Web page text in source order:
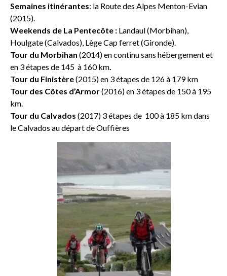
Semaines itinérantes: la Route des Alpes Menton-Evian
(2015).
Weekends de La Pentecôte : Landaul (Morbihan),
Houlgate (Calvados), Lège Cap ferret (Gironde).
Tour du Morbihan (2014) en continu sans hébergement et
en 3 étapes de 145 à 160 km
Tour du Finistère(2015) en 3 étapes de 126 à 179 km
Tour des Côtes d’Armor(2016) en 3 étapes de 150 à 195
km.
Tour du Calvados (2017) 3 étapes de 100 à 185 km dans
le Calvados au départ de Ouffières